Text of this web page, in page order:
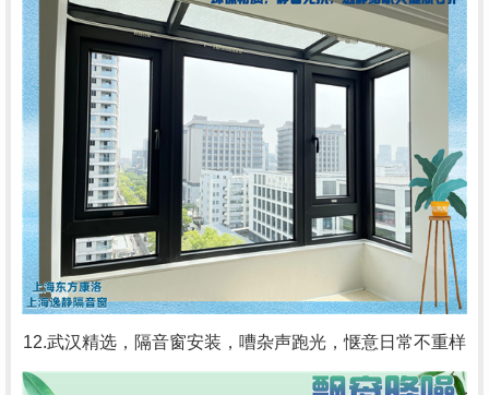
12.武汉精选，隔音窗安装，嘈杂声跑光，惬意日常不重样